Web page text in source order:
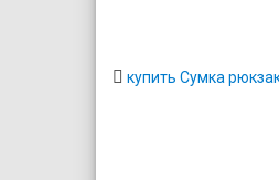
купить Сумка